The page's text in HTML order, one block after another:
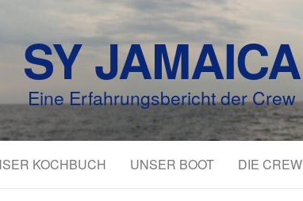
SY JAMAICA
Eine Erfahrungsbericht der Crew
KOCHBUCH UNSER BOOT DIE CREW